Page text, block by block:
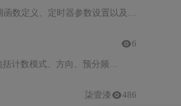
定义、定时器参数设置以及启用NVIC
式、方向、预分频器等参数的
6
柒壹漆 486